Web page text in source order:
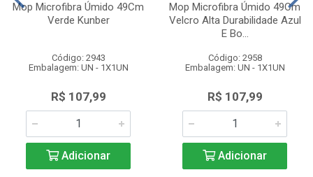
Mop Microfibra Úmido 49Cm
Verde Kunber
Código: 2943
Embalagem: UN - 1X1UN
R$ 107,99
Adicionar
Mop Microfibra Úmido 49Cm
Velcro Alta Durabilidade Azul
E Bo...
Código: 2958
Embalagem: UN - 1X1UN
R$ 107,99
Adicionar